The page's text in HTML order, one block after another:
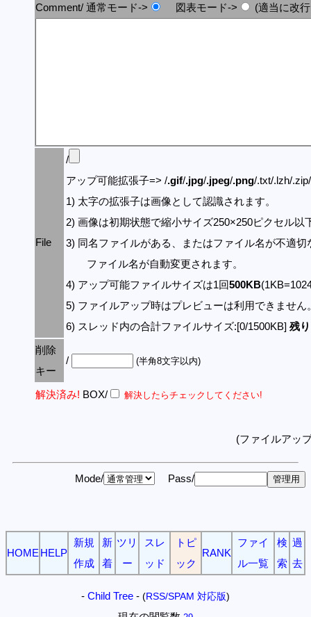
Comment/ 通常モード-> 図表モード-> (適当に改
File
/
アップ可能拡張子=> /.gif/.jpg/.jpeg/.png/.txt/.lzh/
1) 太字の拡張子は画像として認識されます。
2) 画像は初期状態で縮小サイズ250×250ピクセル以
3) 同名ファイルがある、またはファイル名が不適切
ファイル名が自動変更されます。
4) アップ可能ファイルサイズは1回500KB
5) ファイルアップ時はプレビューは利用できません
6) スレッド内の合計ファイルサイズ:[0/1500KB] 残
削除
キー
/ (半角8文字以内)
解決済み! BOX/ 解決したらチェックしてください!
(ファイルアッ
Mode/ Pass/
HOME HELP
新規
作成
新
着
ツリ
ー
スレ
ッド
トピ
ック
RANK
ファイ
ル一覧
検
索
過
去
- Child Tree - (RSS/SPAM 対応版)